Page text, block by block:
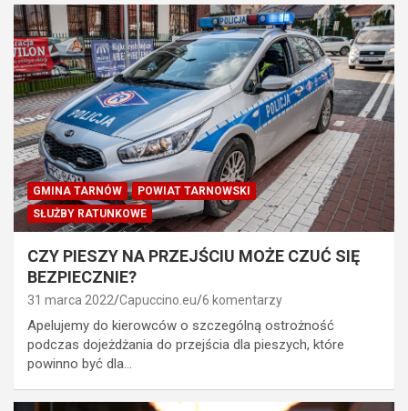
GMINA TARNÓW
POWIAT TARNOWSKI
SŁUŻBY RATUNKOWE
CZY PIESZY NA PRZEJŚCIU MOŻE CZUĆ SIĘ
BEZPIECZNIE?
31 marca 2022 Capuccino.eu 6 komentarzy
Apelujemy do kierowców o szczególną ostrożność
podczas dojeżdżania do przejścia dla pieszych, które
powinno być dla…